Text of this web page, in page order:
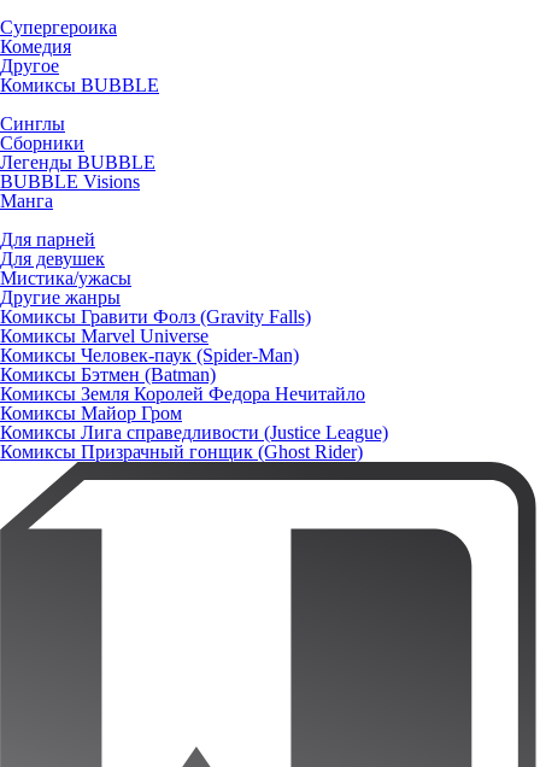
Супергероика
Комедия
Другое
Комиксы BUBBLE
Синглы
Сборники
Легенды BUBBLE
BUBBLE Visions
Манга
Для парней
Для девушек
Мистика/ужасы
Другие жанры
Комиксы Гравити Фолз (Gravity Falls)
Комиксы Marvel Universe
Комиксы Человек-паук (Spider-Man)
Комиксы Бэтмен (Batman)
Комиксы Земля Королей Федора Нечитайло
Комиксы Майор Гром
Комиксы Лига справедливости (Justice League)
Комиксы Призрачный гонщик (Ghost Rider)